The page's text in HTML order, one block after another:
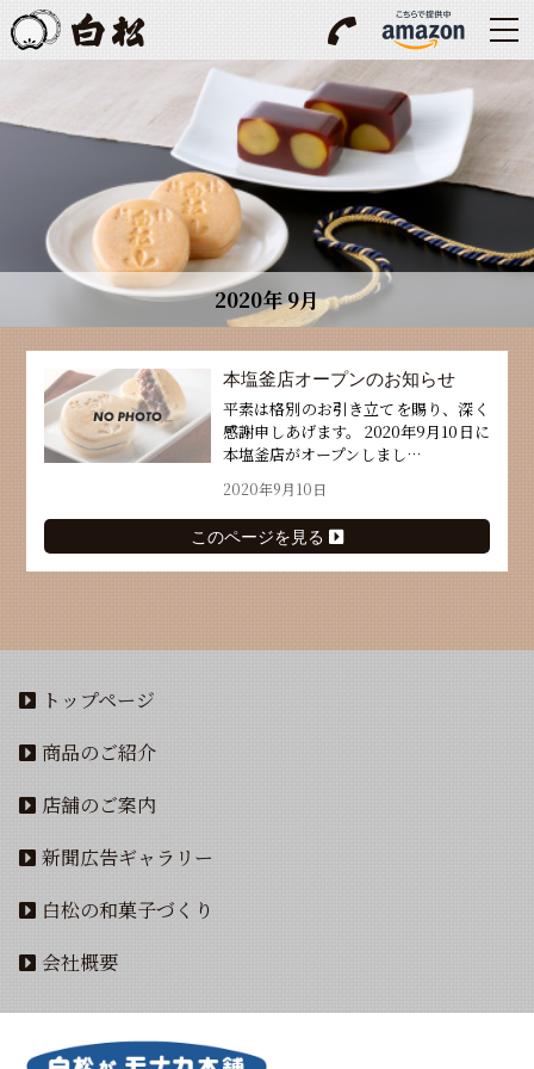
2020年 9月
本塩釜店オープンのお知らせ
平素は格別のお引き立てを賜り、深く
感謝申しあげます。 2020年9月10日に
本塩釜店がオープンしまし…
2020年9月10日
このページを見る
トップページ
商品のご紹介
店舗のご案内
新聞広告ギャラリー
白松の和菓子づくり
会社概要